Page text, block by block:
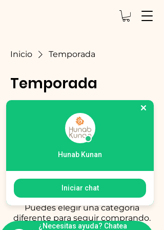
Inicio Temporada
Temporada
Todavía no hay ningún
producto...
Puedes elegir una categoría
diferente para seguir comprando.
Hunab Kunan
Iniciar chat
¿Necesitas ayuda? Chatea